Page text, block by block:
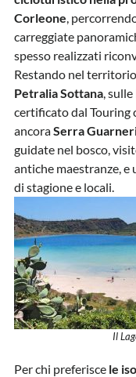
Corleone,
carreggiate
spesso realizzati
Restando nel
Petralia Sottana,
certificato dal Touring
ancoraSerra
guidate nel bosco,
antiche maestranze,
di stagione e locali.
Il
Per chi preferisce le